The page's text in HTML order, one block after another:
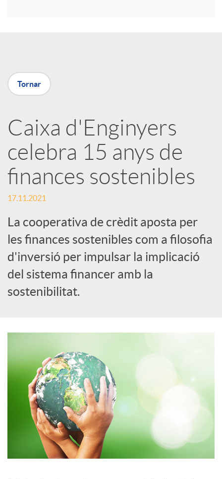
X
r
x
e
s
S
o
c
i
s
Tornar
Caixa d'Enginyers
celebra 15 anys de
finances sostenibles
17.11.2021
La cooperativa de crèdit aposta per
les finances sostenibles com a filosofia
d'inversió per impulsar la implicació
del sistema financer amb la
sostenibilitat.